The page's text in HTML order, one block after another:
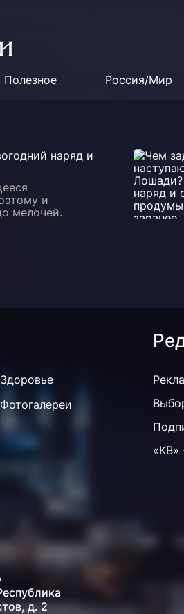
Полезное Россия/Мир
наряд и
и
мелочей.
Здоровье
Фотогалереи
«КВ»
д. 2